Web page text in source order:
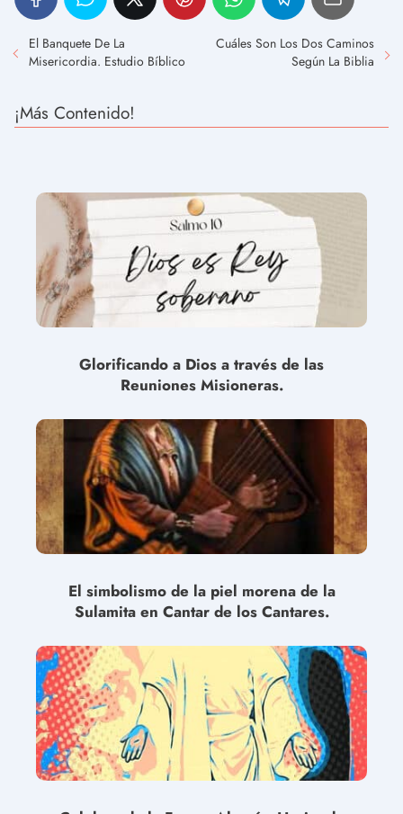
El Banquete De La
Misericordia. Estudio Bíblico
Cuáles Son Los Dos Caminos
Según La Biblia
¡Más Contenido!
Glorificando a Dios a través de las
Reuniones Misioneras.
El simbolismo de la piel morena de la
Sulamita en Cantar de los Cantares.